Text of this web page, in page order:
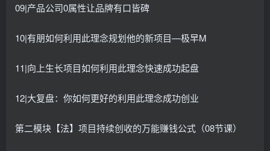
09|产品公司0属性让品牌有口皆碑
10|有朋如何利用此理念规划他的新项目—极早M
11|向上生长项目如何利用此理念快速成功起盘
12|大复盘：你如何更好的利用此理念成功创业
第二模块【法】项目持续创收的万能赚钱公式（08节课）